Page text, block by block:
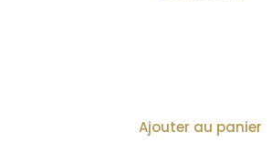
Ajouter au panier